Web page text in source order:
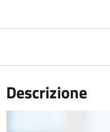
Descrizione